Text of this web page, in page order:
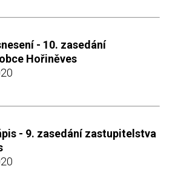
- 10. zasedání
Hořiněves
- 9. zasedání zastupitelstva